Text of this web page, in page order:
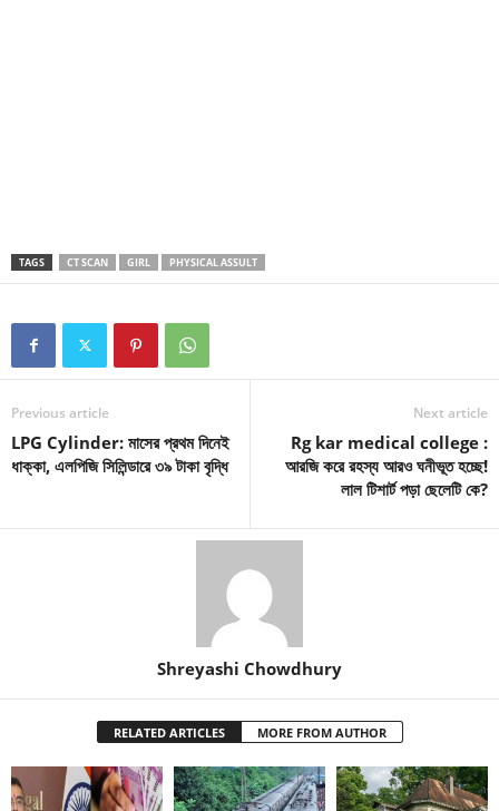
TAGS CT SCAN GIRL PHYSICAL ASSULT
Previous article
LPG Cylinder: মাসের প্রথম দিনেই
ধাক্কা, এলপিজি সিলিন্ডারে ৩৯ টাকা বৃদ্ধি
Next article
Rg kar medical college :
আরজি করে রহস্য আরও ঘনীভূত হচ্ছে!
লাল টিশার্ট পড়া ছেলেটি কে?
Shreyashi Chowdhury
RELATED ARTICLES MORE FROM AUTHOR